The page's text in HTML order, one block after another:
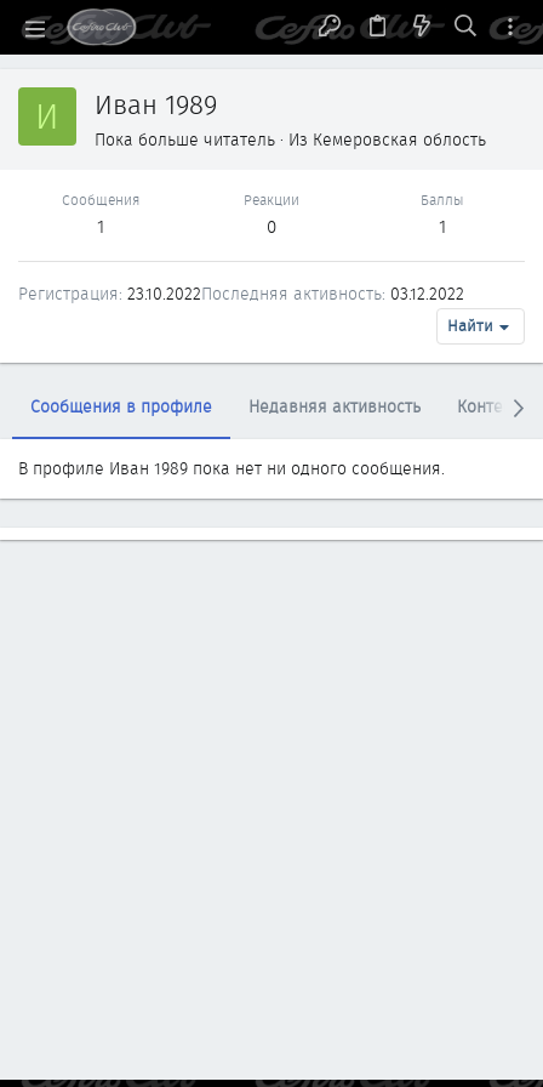
И Иван 1989
Пока больше читатель · Из Кемеровская облость
Сообщения
1
Реакции
0
Баллы
1
Регистрация 23.10.2022Последняя активность 03.12.2022
Найти
Сообщения в профиле Недавняя активность Контент
В профиле Иван 1989 пока нет ни одного сообщения.